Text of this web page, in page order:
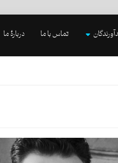
تماس با ما دربارۀ ما